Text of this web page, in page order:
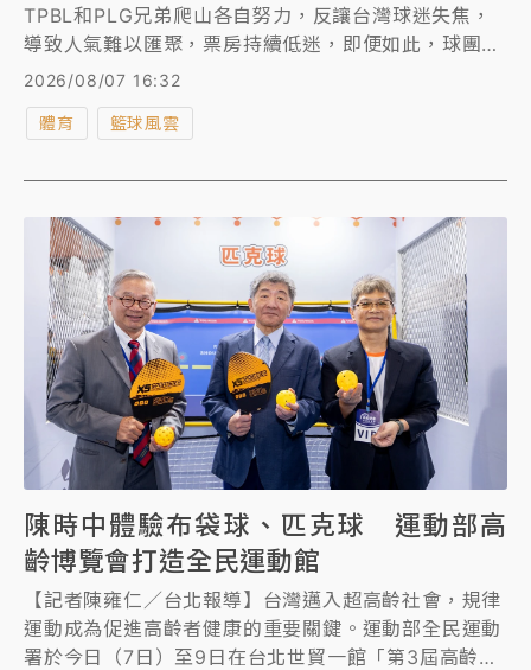
TPBL和PLG兄弟爬山各自努力，反讓台灣球迷失焦，
導致人氣難以匯聚，票房持續低迷，即便如此，球團砸
錢依舊不手軟，近期臺北台新戰神網羅旅外球星林庭
謙，據傳價碼都遠超中職，但每年的比賽場數卻僅是中
職的10分之3，球員溢價程度已到令人咋舌的地步。
2026/08/07 16:32
體育 籃球風雲
陳時中體驗布袋球、匹克球 運動部高
齡博覽會打造全民運動館
【記者陳雍仁／台北報導】台灣邁入超高齡社會，規律
運動成為促進高齡者健康的重要關鍵。運動部全民運動
署於今日（7日）至9日在台北世貿一館「第3屆高齡健